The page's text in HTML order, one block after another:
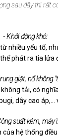
sau đây thì rất
- Khởi động khó:
nhiều yếu tố,
phát ra tia lửa
giật, nổ không
tải, có
dây cao áp,...
suất kém, máy ì:
hệ thống